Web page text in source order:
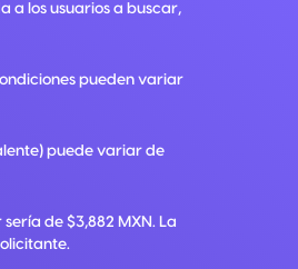
a los usuarios a buscar,
pueden variar
puede variar de
de $3,882 MXN. La